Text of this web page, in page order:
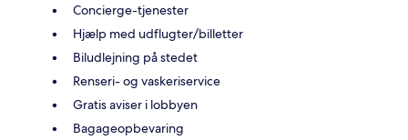
Concierge-tjenester
Hjælp med udflugter/billetter
Biludlejning på stedet
Renseri- og vaskeriservice
Gratis aviser i lobbyen
Bagageopbevaring